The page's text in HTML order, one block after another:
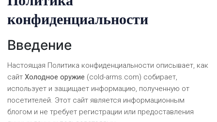
конфиденциальности
Введение
Настоящая Политика конфиденциальности описывает, как
сайт Холодное оружие (cold-arms.com) собирает,
использует и защищает информацию, полученную от
посетителей. Этот сайт является информационным
блогом и не требует регистрации или предоставления